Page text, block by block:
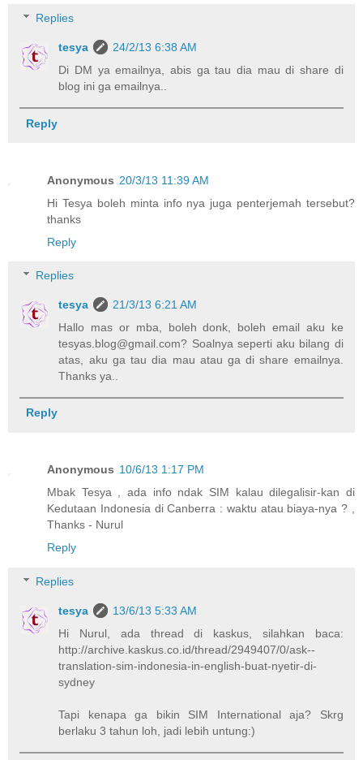
Replies
tesya
24/2/13 6:38 AM
Di DM ya emailnya, abis ga tau dia mau di share di
blog ini ga emailnya..
Reply
Anonymous 20/3/13 11:39 AM
Hi Tesya boleh minta info nya juga penterjemah tersebut?
thanks
Reply
Replies
tesya
21/3/13 6:21 AM
Hallo mas or mba, boleh donk, boleh email aku ke
tesyas.blog@gmail.com? Soalnya seperti aku bilang di
atas, aku ga tau dia mau atau ga di share emailnya.
Thanks ya..
Reply
Anonymous 10/6/13 1:17 PM
Mbak Tesya , ada info ndak SIM kalau dilegalisir-kan di
Kedutaan Indonesia di Canberra : waktu atau biaya-nya ? ,
Thanks - Nurul
Reply
Replies
tesya
13/6/13 5:33 AM
Hi Nurul, ada thread di kaskus, silahkan baca:
http://archive.kaskus.co.id/thread/2949407/0/ask--
translation-sim-indonesia-in-english-buat-nyetir-di-
sydney
Tapi kenapa ga bikin SIM International aja? Skrg
berlaku 3 tahun loh, jadi lebih untung:)